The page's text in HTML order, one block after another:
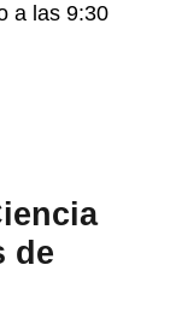
a las 9:30
de